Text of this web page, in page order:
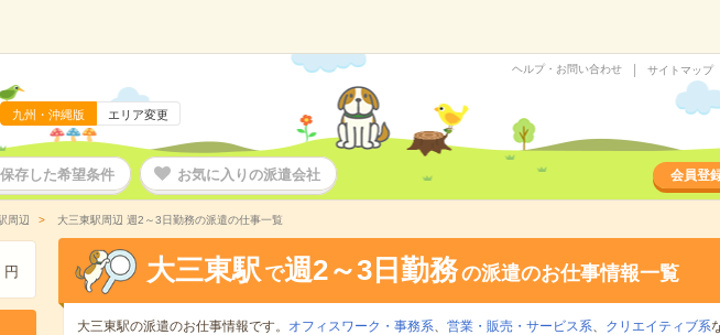
九州・沖縄版 エリア変更
ヘルプ・お問い合わせ サイトマップ
保存した希望条件 お気に入りの派遣会社 会員登
周辺 大三東駅周辺 週2～3日勤務の派遣の仕事一覧
円 大三東駅 で週2～3日勤務の派遣のお仕事情報一覧
大三東駅の派遣のお仕事情報です。 オフィスワーク・事務系、 営業・販売・サービス系、 クリエイティブ系